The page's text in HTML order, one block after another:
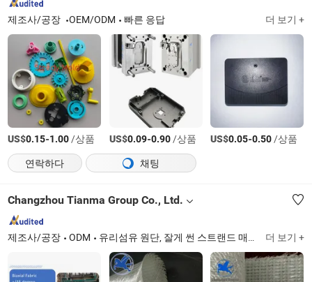
제조사/공장 OEM/ODM 빠른 응답 더 보기 +
US$0.15-1.00/상품 US$0.09-0.90/상품 US$0.05-0.50/상품
연락하다
채팅
Changzhou Tianma Group Co., Ltd.
제조사/공장 ODM 유리섬유 원단, 잘게 썬 스트랜드 매트, 비포화 폴리에스터 수지, 유리섬유 매트, SMC, 스티치 매트, 유리섬유 천, 유리 섬유, 유리섬유, 유리섬유 더 보기 +